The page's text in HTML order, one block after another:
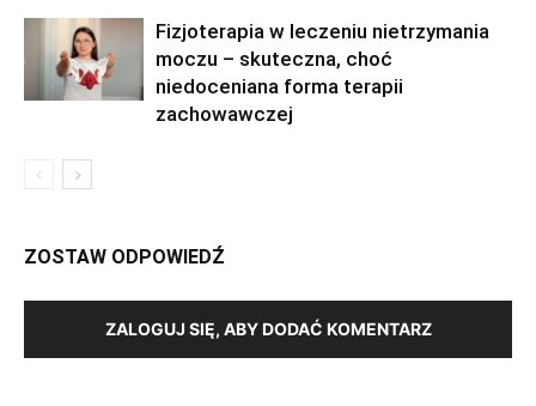
Fizjoterapia w leczeniu nietrzymania
moczu – skuteczna, choć
niedoceniana forma terapii
zachowawczej
ZOSTAW ODPOWIEDŹ
ZALOGUJ SIĘ, ABY DODAĆ KOMENTARZ